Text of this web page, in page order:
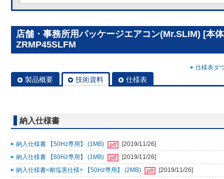
店舗・事務所用パッケージエアコン(Mr.SLIM) [本
ZRMP45SLFM
仕様表ダ
製品概要 技術資料 仕様表
納入仕様書
納入仕様書 【50Hz専用】 (1MB)
[2019/11/26]
納入仕様書 【60Hz専用】 (1MB)
[2019/11/26]
納入仕様書<耐塩害仕様> 【50Hz専用】 (2MB)
[2019/11/26]